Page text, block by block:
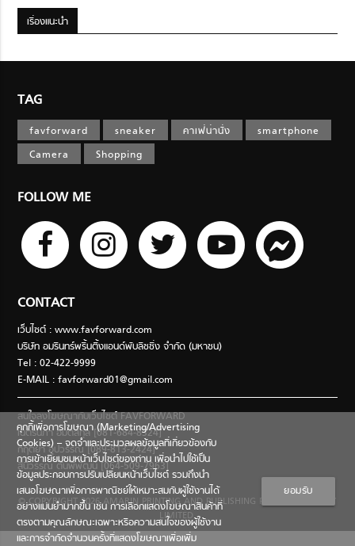
เรื่องแนะนำ
TAG
favforward sneaker คาเฟ่น่านั่ง
smartphone
Camera
Shopping
FOLLOW ME
CONTACT
เว็บไซต์ : www.favforward.com
บริษัท อมรินทร์พริ้นติ้งแอนด์พับลิชชิ่ง จำกัด (มหาชน)
Tel : 02-422-9999
E-MAIL :favforward01@gmail.com
สนใจลงโฆษณากับเว็บไซต์ FAVFORWARD
เนตรนภา อมตสกุล [081-684-8324]
กฤตยา อุปวรรณ [089-813-2424]
สินีวรรณ ตันพิพัฒน์ [064-509-7963]
© COPYRIGHT 2026 AMARIN PRINTING AND PUBLISHING PUBLIC COMPANY
LIMITED.
คุกกี้เพื่อการโฆษณา (Marketing/Advertising
Cookies) – จดจำและประมวลผลข้อมูลที่เกี่ยวข้องกับ
การเข้าเยี่ยมชมหน้าเว็บไซต์ของท่าน เพื่อนำไปใช้เป็น
ข้อมูลประกอบการปรับเปลี่ยนหน้าเว็บไซต์ รวมถึงนำ
เสนอโฆษณาเพื่อการพาณิชย์ให้เหมาะสมกับผู้ใช้งานได้
อย่างแม่นยำมากขึ้น เช่น การเลือกแสดงโฆษณาสินค้าที่
ตรงตามคุณลักษณะเฉพาะหรือความสนใจของผู้ใช้งาน
และการจำกัดจำนวนครั้งที่แสดงโฆษณาเพื่อเพิ่ม
ยอมรับ